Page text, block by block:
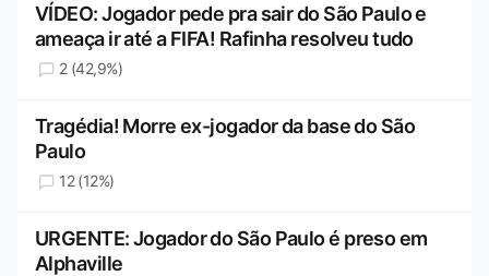
VÍDEO: Jogador pede pra sair do São Paulo e
ameaça ir até a FIFA! Rafinha resolveu tudo
2 (42,9%)
Tragédia! Morre ex-jogador da base do São
Paulo
12 (12%)
URGENTE: Jogador do São Paulo é preso em
Alphaville